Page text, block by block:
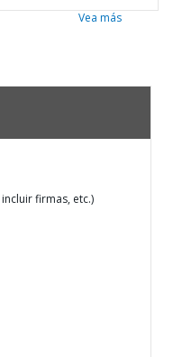
Vea más
firmas, etc.)